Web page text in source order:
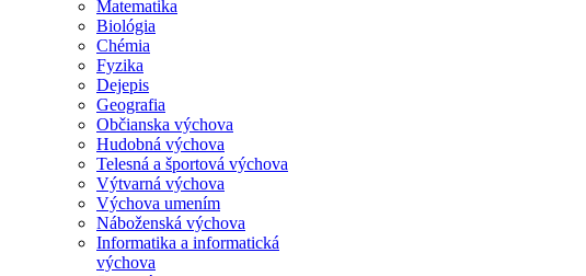
Matematika
Biológia
Chémia
Fyzika
Dejepis
Geografia
Občianska výchova
Hudobná výchova
Telesná a športová výchova
Výtvarná výchova
Výchova umením
Náboženská výchova
Informatika a informatická
výchova